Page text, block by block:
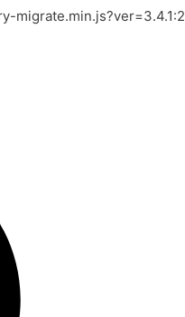
migrate.min.js?ver=3.4.1:2